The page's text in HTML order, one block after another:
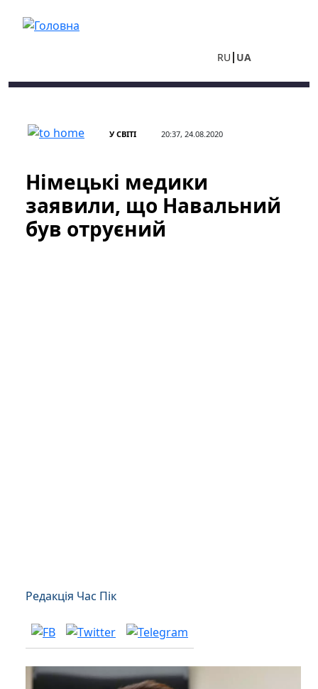
RU UA
У СВІТІ 20:37, 24.08.2020
Німецькі медики
заявили, що Навальний
був отруєний
Редакція Час Пік